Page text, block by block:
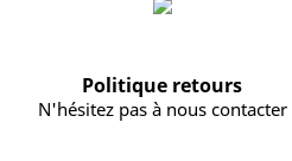
Politique retours
N'hésitez pas à nous contacter